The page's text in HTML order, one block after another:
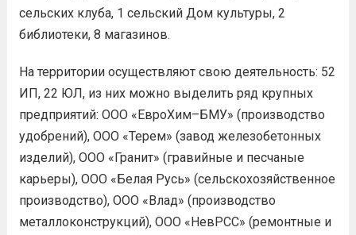
сельских клуба, 1 сельский Дом культуры, 2
библиотеки, 8 магазинов.
На территории осуществляют свою деятельность: 52
ИП, 22 ЮЛ, из них можно выделить ряд крупных
предприятий: ООО «ЕвроХим–БМУ» (производство
удобрений), ООО «Терем» (завод железобетонных
изделий), ООО «Гранит» (гравийные и песчаные
карьеры), ООО «Белая Русь» (сельскохозяйственное
производство), ООО «Влад» (производство
металлоконструкций), ООО «НевРСС» (ремонтные и